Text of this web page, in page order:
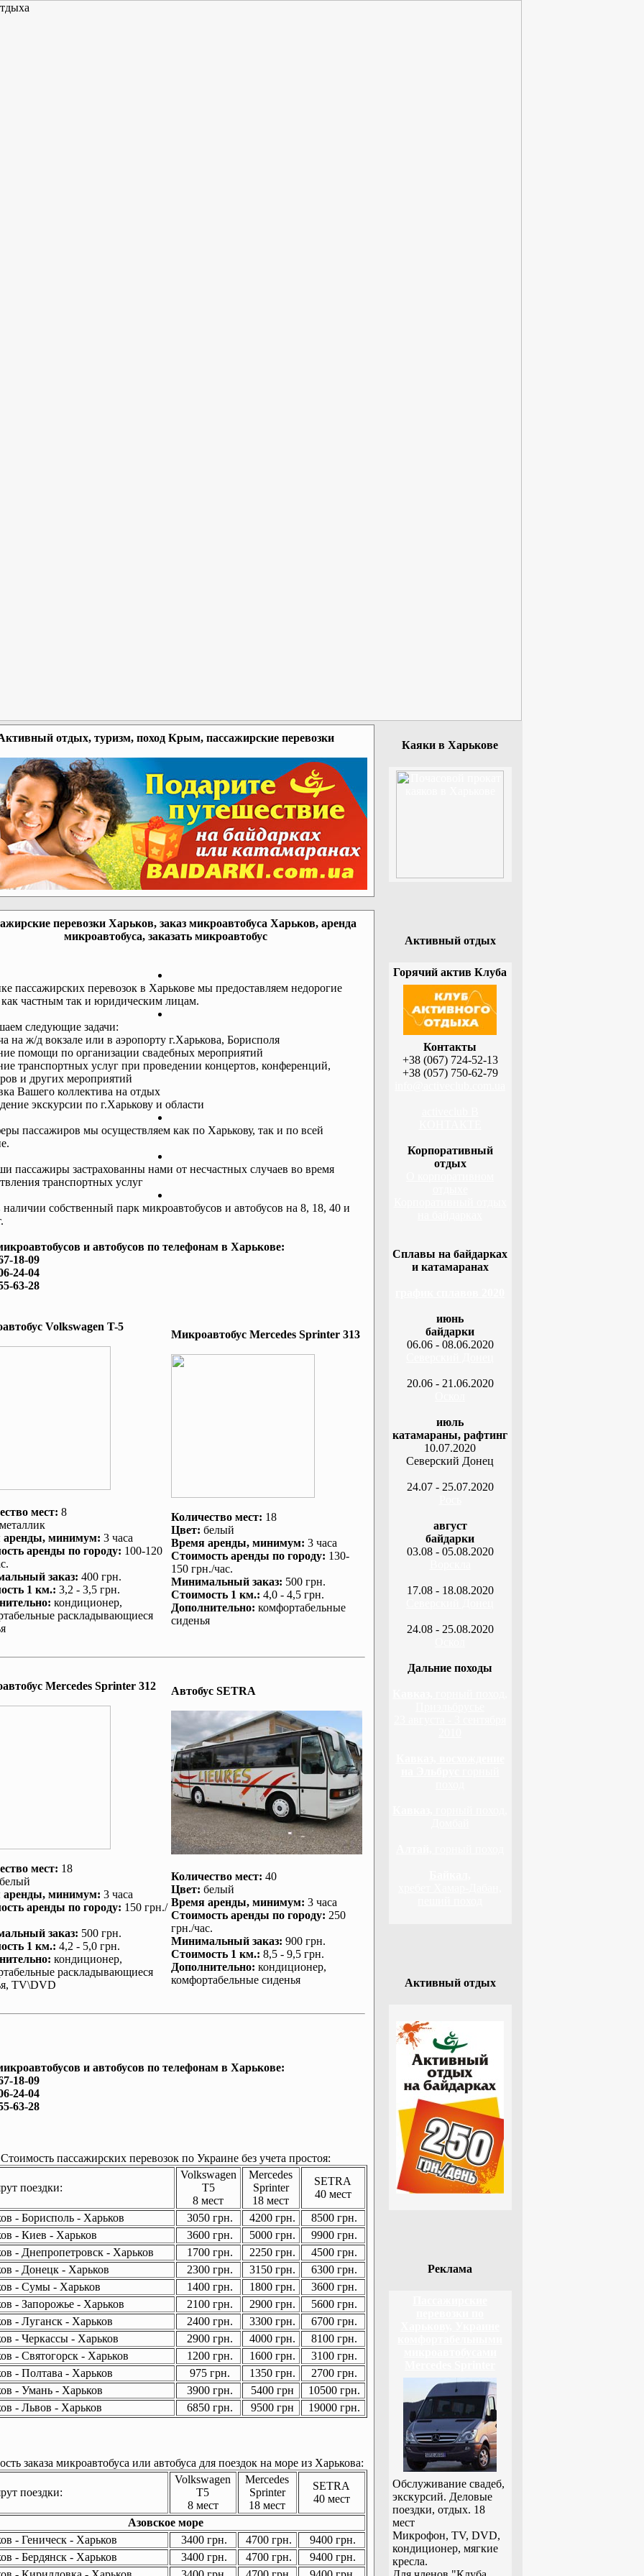
отдых, туризм, поход Крым, пассажирские перевозки
перевозки Харьков, заказ микроавтобуса Харьков, аренда
микроавтобуса, заказать микроавтобус
пассажирских перевозок в Харькове мы предоставляем недорогие
как частным так и юридическим лицам.
следующие задачи:
на ж/д вокзале или в аэропорту г.Харькова, Борисполя
помощи по организации свадебных мероприятий
транспортных услуг при проведении концертов, конференций,
и других мероприятий
Вашего коллектива на отдых
экскурсии по г.Харькову и области
пассажиров мы осуществляем как по Харькову, так и по всей
пассажиры застрахованны нами от несчастных случаев во время
транспортных услуг
собственный парк микроавтобусов и автобусов на 8, 18, 40 и
и автобусов по телефонам в Харькове:
18-09
24-04
63-28
Volkswagen T-5
мест: 8
металлик
аренды, минимум: 3 часа
аренды по городу: 100-120
заказ: 400 грн.
1 км.: 3,2 - 3,5 грн.
: кондиционер,
раскладывающиеся
Микроавтобус Mеrcedes Sprinter 313
Количество мест: 18
Цвет: белый
Время аренды, минимум: 3 часа
Стоимость аренды по городу: 130-
150 грн./час.
Минимальный заказ: 500 грн.
Стоимость 1 км.: 4,0 - 4,5 грн.
Дополнительно: комфортабельные
сиденья
Mеrcedes Sprinter 312
мест: 18
белый
аренды, минимум: 3 часа
аренды по городу: 150 грн./
заказ: 500 грн.
1 км.: 4,2 - 5,0 грн.
: кондиционер,
раскладывающиеся
TV\DVD
Автобус SETRA
Количество мест: 40
Цвет: белый
Время аренды, минимум: 3 часа
Стоимость аренды по городу: 250
грн./час.
Минимальный заказ: 900 грн.
Стоимость 1 км.: 8,5 - 9,5 грн.
Дополнительно: кондиционер,
комфортабельные сиденья
и автобусов по телефонам в Харькове:
18-09
24-04
63-28
Стоимость пассажирских перевозок по Украине без учета простоя:
поездки:
Volkswagen
T5
8 мест
Mercedes
Sprinter
18 мест
SETRA
40 мест
- Борисполь - Харьков
3050 грн. 4200 грн.
8500 грн.
- Киев - Харьков
3600 грн. 5000 грн.
9900 грн.
- Днепропетровск - Харьков
1700 грн. 2250 грн.
4500 грн.
- Донецк - Харьков
2300 грн. 3150 грн.
6300 грн.
- Сумы - Харьков
1400 грн. 1800 грн.
3600 грн.
- Запорожье - Харьков
2100 грн. 2900 грн.
5600 грн.
- Луганск - Харьков
2400 грн. 3300 грн.
6700 грн.
- Черкассы - Харьков
2900 грн. 4000 грн.
8100 грн.
- Святогорск - Харьков
1200 грн. 1600 грн.
3100 грн.
- Полтава - Харьков
975 грн. 1350 грн.
2700 грн.
- Умань - Харьков
3900 грн. 5400 грн
10500 грн.
- Львов - Харьков
6850 грн. 9500 грн 19000 грн.
заказа микроавтобуса или автобуса для поездок на море из Харькова:
поездки:
Volkswagen
T5
8 мест
Mercedes
Sprinter
18 мест
SETRA
40 мест
Азовское море
- Геническ - Харьков
3400 грн. 4700 грн.
9400 грн.
- Бердянск - Харьков
3400 грн. 4700 грн.
9400 грн.
Каяки в Харькове
Активный отдых
Горячий актив Клуба
Контакты
+38 (067) 724-52-13
+38 (057) 750-62-79
Корпоративный
отдых
Сплавы на байдарках
и катамаранах
июнь
байдарки
06.06 - 08.06.2020
20.06 - 21.06.2020
июль
катамараны, рафтинг
10.07.2020
Северский Донец
24.07 - 25.07.2020
август
байдарки
03.08 - 05.08.2020
17.08 - 18.08.2020
24.08 - 25.08.2020
Дальние походы
Активный отдых
Реклама
Обслуживание свадеб,
экскурсий. Деловые
поездки, отдых. 18
мест
Микрофон, TV, DVD,
кондиционер, мягкие
кресла.